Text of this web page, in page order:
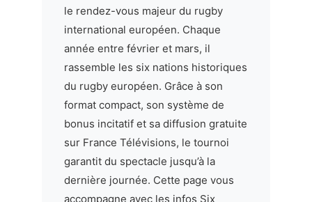
le rendez-vous majeur du rugby
international européen. Chaque
année entre février et mars, il
rassemble les six nations historiques
du rugby européen. Grâce à son
format compact, son système de
bonus incitatif et sa diffusion gratuite
sur France Télévisions, le tournoi
garantit du spectacle jusqu’à la
dernière journée. Cette page vous
accompagne avec les infos Six